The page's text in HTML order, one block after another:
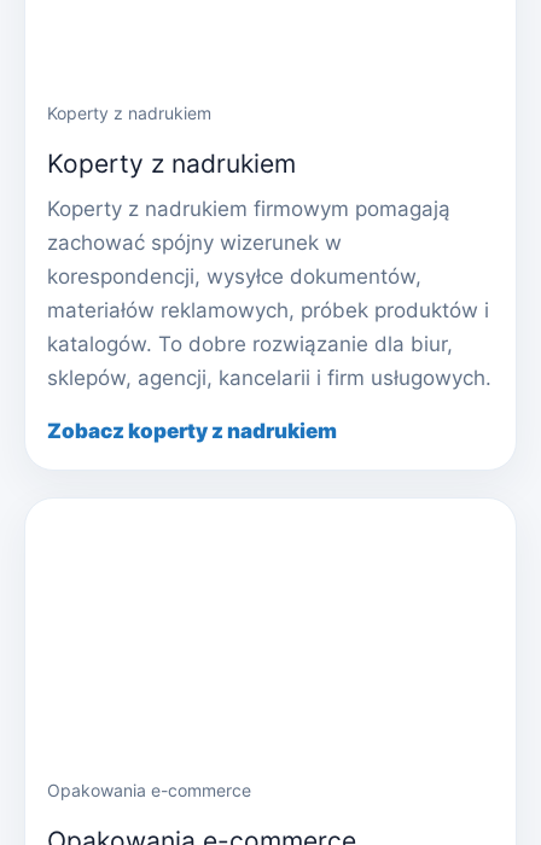
Koperty z nadrukiem
Koperty z nadrukiem
Koperty z nadrukiem firmowym pomagają
zachować spójny wizerunek w
korespondencji, wysyłce dokumentów,
materiałów reklamowych, próbek produktów i
katalogów. To dobre rozwiązanie dla biur,
sklepów, agencji, kancelarii i firm usługowych.
Zobacz koperty z nadrukiem
Opakowania e-commerce